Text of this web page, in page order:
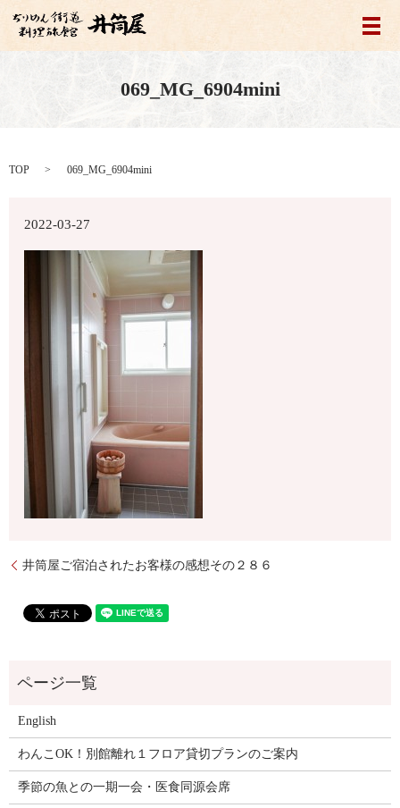
メ
069_MG_6904mini
TOP 069_MG_6904mini
2022-03-27
井筒屋ご宿泊されたお客様の感想その２８６
English
わんこOK！別館離れ１フロア貸切プランのご案内
季節の魚との一期一会・医食同源会席